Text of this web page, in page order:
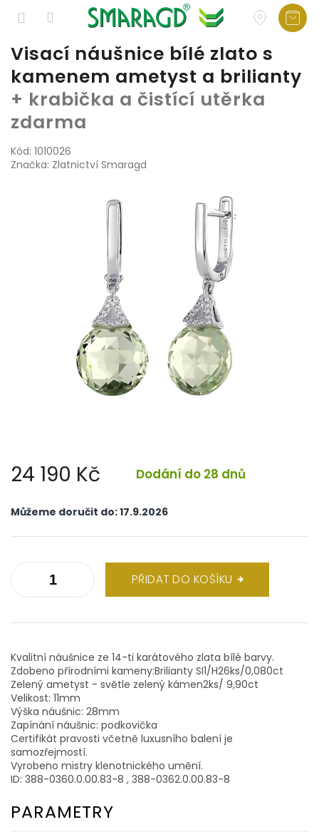
Přejít
obsah
Visací náušnice bílé zlato s
kamenem ametyst a brilianty
+ krabička a čistící utěrka
zdarma
Kód: 1010026
Značka: Zlatnictví Smaragd
24 190 Kč Dodání do 28 dnů
cena:
Můžeme doručit do:17.9.2026
PŘIDAT DO KOŠÍKU
Kvalitní náušnice ze 14-ti karátového zlata bílé barvy.
Zdobeno přírodními kameny:Brilianty SI1/H26ks/0,080ct
Zelený ametyst - světle zelený kámen2ks/ 9,90ct
Velikost: 11mm
Výška náušnic: 28mm
Zapínání náušnic: podkovička
Certifikát pravosti včetně luxusního balení je
samozřejmostí.
Vyrobeno mistry klenotnického umění.
ID: 388-0360.0.00.83-8 , 388-0362.0.00.83-8
PARAMETRY